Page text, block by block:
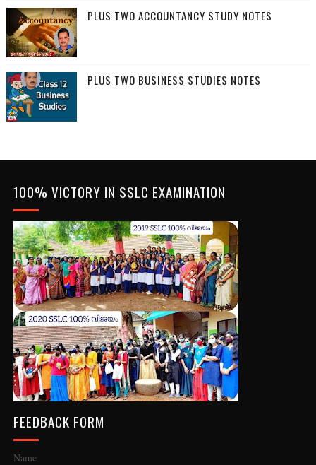
PLUS TWO ACCOUNTANCY STUDY NOTES
PLUS TWO BUSINESS STUDIES NOTES
100% VICTORY IN SSLC EXAMINATION
FEEDBACK FORM
Name